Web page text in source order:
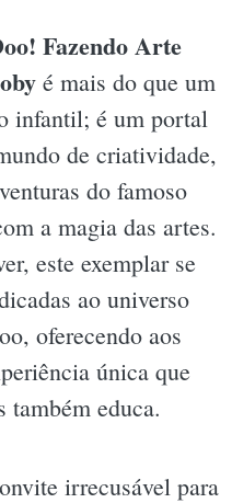
Fazendo Arte
é mais do que um
infantil; é um portal
de criatividade,
do famoso
a magia das artes.
este exemplar se
ao universo
oferecendo aos
única que
também educa.
irrecusável para